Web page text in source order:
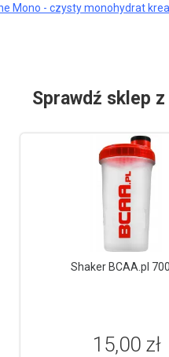
Mono - czysty monohydrat
Sprawdź sklep
Shaker BCAA.pl
15,00 zł